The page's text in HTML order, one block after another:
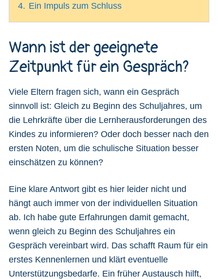
4. Ein Impuls zum Schluss
Wann ist der geeignete
Zeitpunkt für ein Gespräch?
Viele Eltern fragen sich, wann ein Gespräch
sinnvoll ist: Gleich zu Beginn des Schuljahres, um
die Lehrkräfte über die Lernherausforderungen des
Kindes zu informieren? Oder doch besser nach den
ersten Noten, um die schulische Situation besser
einschätzen zu können?
Eine klare Antwort gibt es hier leider nicht und
hängt auch immer von der individuellen Situation
ab. Ich habe gute Erfahrungen damit gemacht,
wenn gleich zu Beginn des Schuljahres ein
Gespräch vereinbart wird. Das schafft Raum für ein
erstes Kennenlernen und klärt eventuelle
Unterstützungsbedarfe. Ein früher Austausch hilft,